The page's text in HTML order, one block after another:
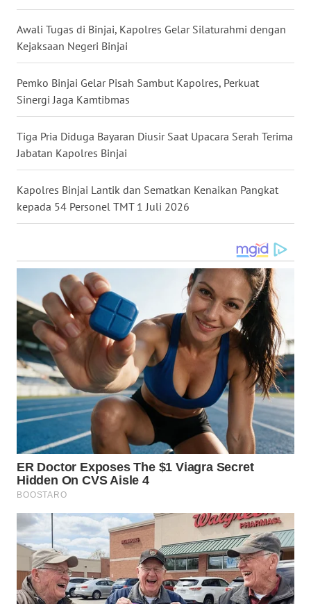
Awali Tugas di Binjai, Kapolres Gelar Silaturahmi dengan
Kejaksaan Negeri Binjai
Pemko Binjai Gelar Pisah Sambut Kapolres, Perkuat
Sinergi Jaga Kamtibmas
Tiga Pria Diduga Bayaran Diusir Saat Upacara Serah Terima
Jabatan Kapolres Binjai
Kapolres Binjai Lantik dan Sematkan Kenaikan Pangkat
kepada 54 Personel TMT 1 Juli 2026
TANJUNG
LESUNG
WN
KARO
WN
SIMALUNGUN
WN
LABUHANBATU
WN
TAPANULI
TENGAH
WN DELI
SERDANG
WN
TEBING
TINGGI
WN
PAKPAK
WN
WN
BEKASI
WN